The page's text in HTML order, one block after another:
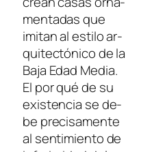
men­ta­das que
imi­tan al es­ti­lo ar­
qui­tec­tó­ni­co de la
Baja Edad Media.
El por qué de su
exis­ten­cia se de­
be pre­ci­sa­men­te
al sen­ti­mien­to de